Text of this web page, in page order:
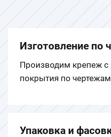
Изготовление по
Производим крепеж
покрытия по
Упаковка и